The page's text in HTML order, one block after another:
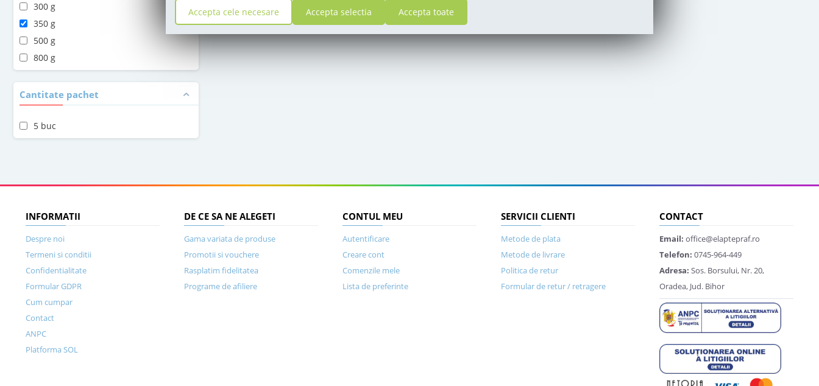
300 g
350 g
500 g
800 g
Cantitate pachet
5 buc
INFORMATII
Despre noi
Termeni si conditii
Confidentialitate
Formular GDPR
Cum cumpar
Contact
ANPC
Platforma SOL
DE CE SA NE ALEGETI
Gama variata de produse
Promotii si vouchere
Rasplatim fidelitatea
Programe de afiliere
CONTUL MEU
Autentificare
Creare cont
Comenzile mele
Lista de preferinte
SERVICII CLIENTI
Metode de plata
Metode de livrare
Politica de retur
Formular de retur / retragere
CONTACT
Email: office@elaptepraf.ro
Telefon: 0745-964-449
Adresa: Sos. Borsului, Nr. 20,
Oradea, Jud. Bihor
Accepta cele necesare Accepta selectia Accepta toate